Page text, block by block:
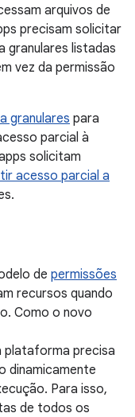
arquivos de
precisam solicitar
granulares listadas
vez da permissão
granulares para
parcial à
solicitam
acesso parcial a
de permissões
recursos quando
Como o novo
plataforma precisa
dinamicamente
Para isso,
de todos os